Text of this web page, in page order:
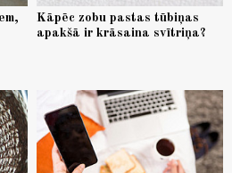
Kāpēc zobu pastas tūbiņas
apakšā ir krāsaina svītriņa?